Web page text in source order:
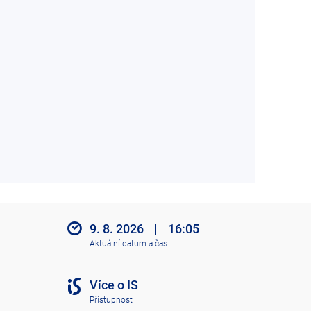
9. 8. 2026 | 16:05
Aktuální datum a čas
Více o IS
Přístupnost